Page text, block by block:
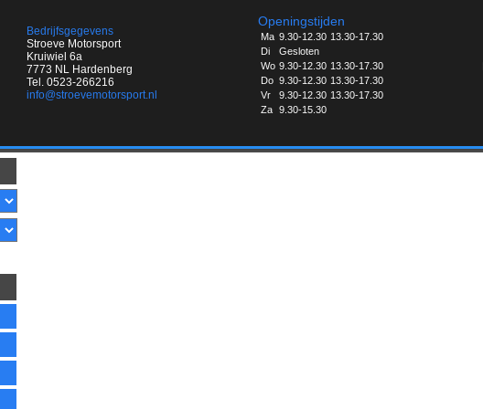
Bedrijfsgegevens
Stroeve Motorsport
Kruiwiel 6a
7773 NL Hardenberg
Tel. 0523-266216
info@stroevemotorsport.nl
Openingstijden
Ma 9.30-12.30 13.30-17.30
Di
Gesloten
Wo 9.30-12.30 13.30-17.30
Do 9.30-12.30 13.30-17.30
Vr
9.30-12.30 13.30-17.30
Za
9.30-15.30